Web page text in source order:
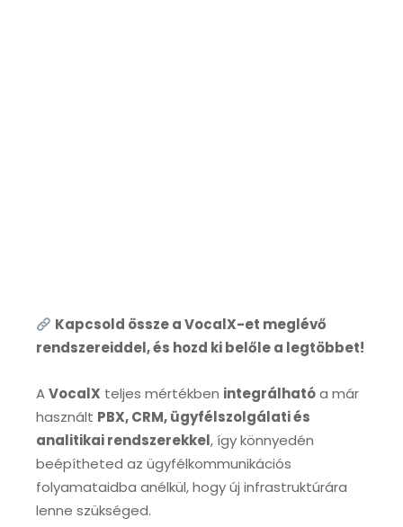
Kapcsold össze a VocalX-et meglévő
rendszereiddel, és hozd ki belőle a legtöbbet!
AVocalX teljes mértékben integrálhatóa már
használt PBX, CRM, ügyfélszolgálati és
analitikai rendszerekkel, így könnyedén
beépítheted az ügyfélkommunikációs
folyamataidba anélkül, hogy új infrastruktúrára
lenne szükséged.